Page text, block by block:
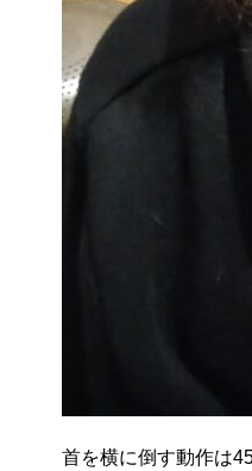
首を横に倒す動作は